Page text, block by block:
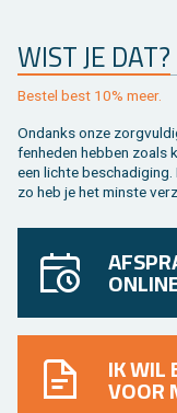
WIST JE DAT?
Be­stel best 10% meer.
On­danks onze
fen­he­den heb­ben zoals
een lich­te
zo heb je het min­ste
IK WIL
VOOR